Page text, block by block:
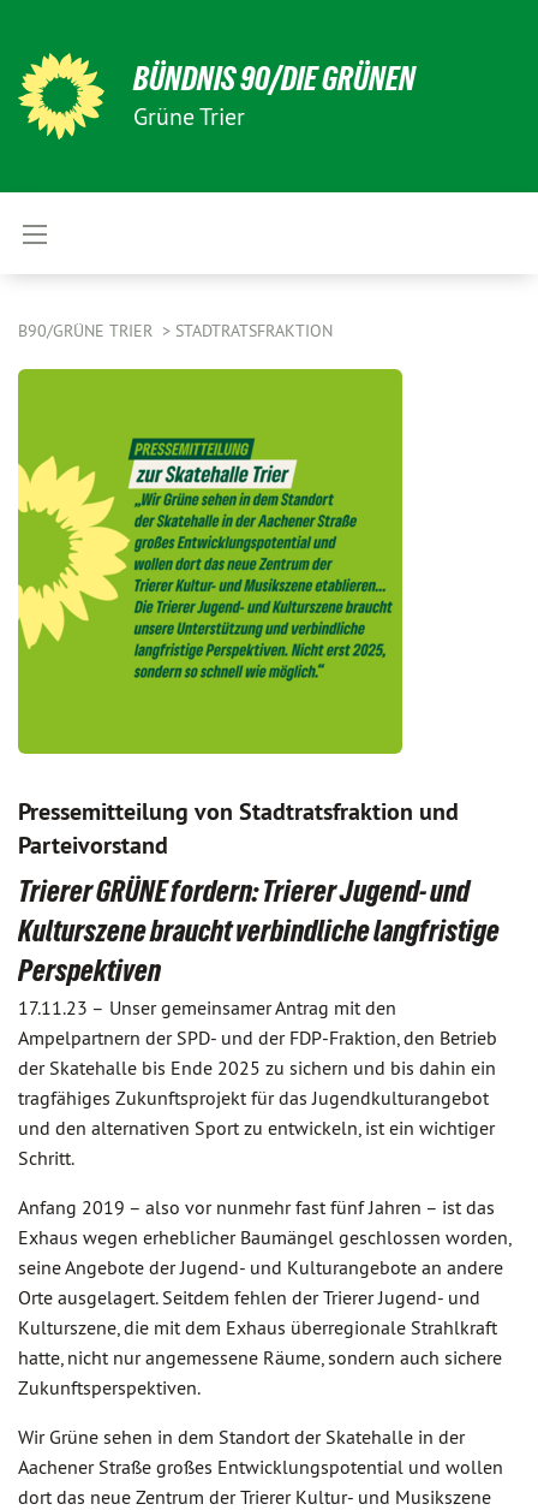
BÜNDNIS 90/DIE GRÜNEN
Grüne Trier
B90/GRÜNE TRIER STADTRATSFRAKTION
Pressemitteilung von Stadtratsfraktion und
Parteivorstand
Trierer GRÜNE fordern: Trierer Jugend- und
Kulturszene braucht verbindliche langfristige
Perspektiven
17.11.23 – Unser gemeinsamer Antrag mit den
Ampelpartnern der SPD- und der FDP-Fraktion, den Betrieb
der Skatehalle bis Ende 2025 zu sichern und bis dahin ein
tragfähiges Zukunftsprojekt für das Jugendkulturangebot
und den alternativen Sport zu entwickeln, ist ein wichtiger
Schritt.
Anfang 2019 – also vor nunmehr fast fünf Jahren – ist das
Exhaus wegen erheblicher Baumängel geschlossen worden,
seine Angebote der Jugend- und Kulturangebote an andere
Orte ausgelagert. Seitdem fehlen der Trierer Jugend- und
Kulturszene, die mit dem Exhaus überregionale Strahlkraft
hatte, nicht nur angemessene Räume, sondern auch sichere
Zukunftsperspektiven.
Wir Grüne sehen in dem Standort der Skatehalle in der
Aachener Straße großes Entwicklungspotential und wollen
dort das neue Zentrum der Trierer Kultur- und Musikszene